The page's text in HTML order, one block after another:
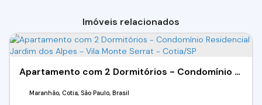
Imóveis relacionados
Apartamento com 2 Dormitórios - Condomínio Residencial Jardim dos Alpes - Vila Monte Serrat - Cotia/SP
Maranhão, Cotia, São Paulo, Brasil